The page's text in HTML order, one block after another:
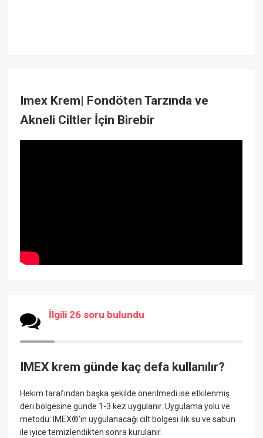
Imex Krem| Fondöten Tarzında ve
Akneli Ciltler İçin Birebir
İlgili 26 soru bulundu
IMEX krem günde kaç defa kullanılır?
Hekim tarafından başka şekilde önerilmedi ise etkilenmiş
deri bölgesine günde 1-3 kez uygulanır. Uygulama yolu ve
metodu: IMEX®'in uygulanacağı cilt bölgesi ılık su ve sabun
ile iyice temizlendikten sonra kurulanır.